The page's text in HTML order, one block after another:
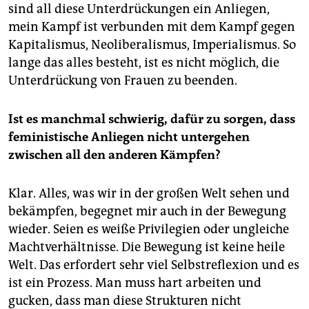
sind all diese Unterdrückungen ein Anliegen,
mein Kampf ist verbunden mit dem Kampf gegen
Kapitalismus, Neoliberalismus, Imperialismus. So
lange das alles besteht, ist es nicht möglich, die
Unterdrückung von Frauen zu beenden.
Ist es manchmal schwierig, dafür zu sorgen, dass
feministische Anliegen nicht untergehen
zwischen all den anderen Kämpfen?
Klar. Alles, was wir in der großen Welt sehen und
bekämpfen, begegnet mir auch in der Bewegung
wieder. Seien es weiße Privilegien oder ungleiche
Machtverhältnisse. Die Bewegung ist keine heile
Welt. Das erfordert sehr viel Selbstreflexion und es
ist ein Prozess. Man muss hart arbeiten und
gucken, dass man diese Strukturen nicht